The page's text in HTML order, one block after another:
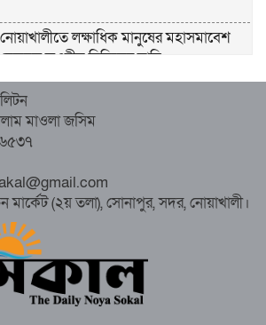
নোয়াখালীতে লক্ষাধিক মানুষের মহাসমাবেশ
হেজবুত তওহীদ নিষিদ্ধের দাবি
নোয়াখালীতে ইসলামী মহাসমাবেশের প্রস্তুতি
সম্পন্ন, অংশ নেবেন লক্ষাধিক মানুষ
নোয়াখালীতে ইসলামী ছাত্রশিবিরের ‘অদম্য
জুলাই’ মিছিল
সুবর্ণচরে মায়ের অভিযোগে সাবেক ভাইস
চেয়ারম্যান গ্রেপ্তার
মাওলা জসিম
মার্কেট (২য় তলা), সোনাপুর, সদর, নোয়াখালী।